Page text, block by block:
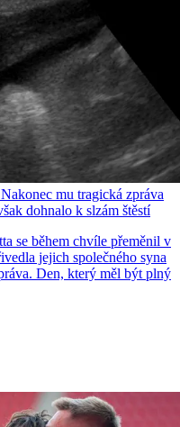
mu tragická zpráva
dohnalo k slzám štěstí
se během chvíle přeměnil v
jejich společného syna
Den, který měl být plný